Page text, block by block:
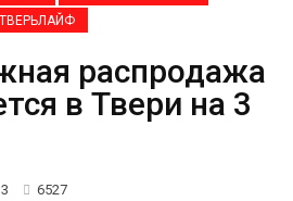
ТВЕРЬЛАЙФ
распродажа
в Твери на 3
6527